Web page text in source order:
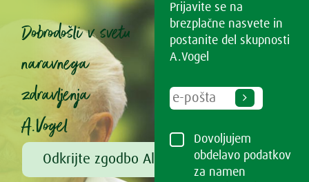
Dobrodošli v svetu
naravnega
zdravljenja
A.Vogel
Odkrijte zgodbo Alfreda Vogla
Prijavite se na
brezplačne nasvete in
postanite del skupnosti
A.Vogel
Dovoljujem
obdelavo podatkov
za namen